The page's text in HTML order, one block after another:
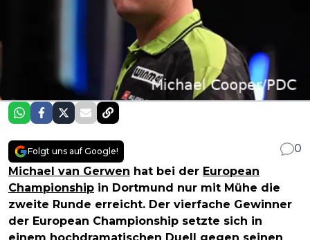
Folgt uns auf Google!
0
Michael van Gerwen hat bei der European
Championship in Dortmund nur mit Mühe die
zweite Runde erreicht. Der vierfache Gewinner
der European Championship setzte sich in